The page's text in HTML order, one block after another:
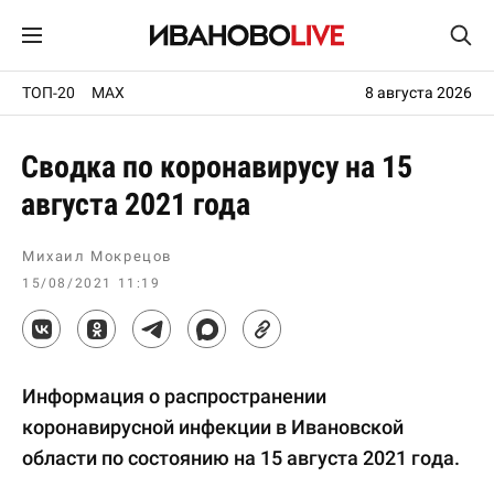
ТОП-20 MAX 8 августа 2026
Сводка по коронавирусу на 15
августа 2021 года
Михаил Мокрецов
15/08/2021 11:19
Информация о распространении
коронавирусной инфекции в Ивановской
области по состоянию на 15 августа 2021 года.